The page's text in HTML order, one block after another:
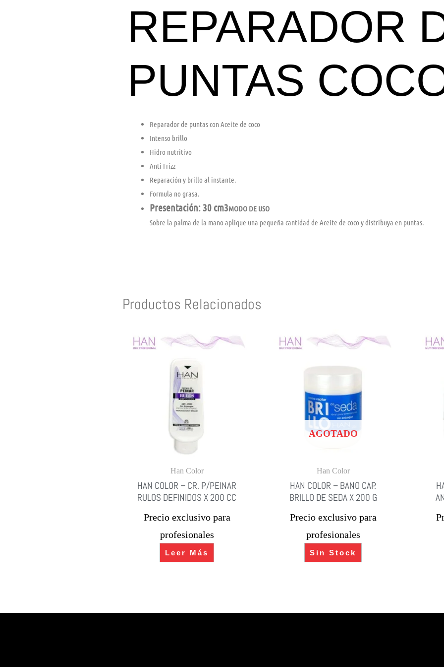
REPARADOR
PUNTAS
Reparador de puntas con Aceite de coco
Intenso brillo
Hidro nutritivo
Anti Frizz
Reparación y brillo al instante.
Formula no grasa.
Presentación: 30 cm3MODO DE USO
Sobre la palma de la mano aplique una pequeña cantidad de Aceite de coco y distribuya en puntas.
Productos Relacionados
Han Color
HAN COLOR – CR. P/PEINAR
RULOS DEFINIDOS X 200 CC
Precio exclusivo para
profesionales
Leer Más
AGOTADO
Han Color
HAN COLOR – BANO CAP.
BRILLO DE SEDA X 200 G
Precio exclusivo para
profesionales
Sin Stock